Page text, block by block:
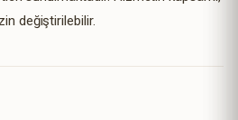
değiştirilebilir.